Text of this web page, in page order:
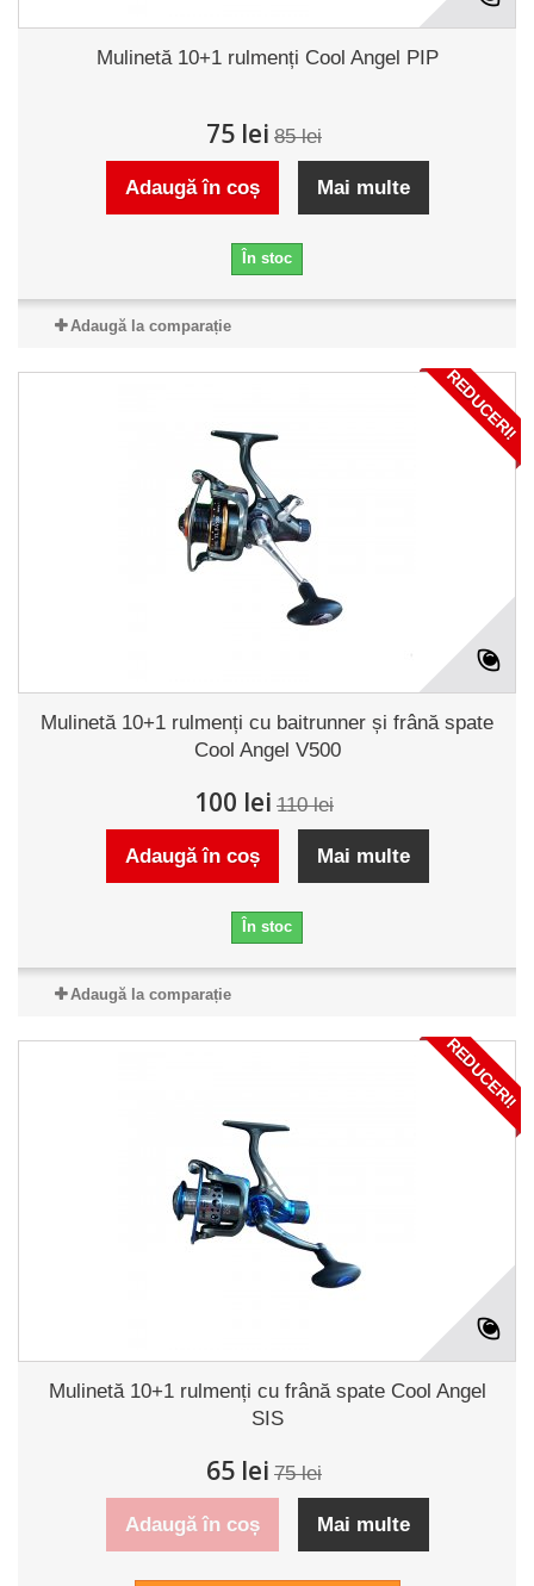
Mulinetă 10+1 rulmenți Cool Angel PIP
75 lei 85 lei
Adaugă în coș Mai multe
În stoc
Adaugă la comparație
REDUCERI!
Mulinetă 10+1 rulmenți cu baitrunner și frână spate
Cool Angel V500
100 lei 110 lei
Adaugă în coș Mai multe
În stoc
Adaugă la comparație
REDUCERI!
Mulinetă 10+1 rulmenți cu frână spate Cool Angel
SIS
65 lei 75 lei
Adaugă în coș Mai multe